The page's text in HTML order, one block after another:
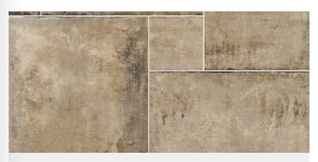
badkamer
hal
keuken
toilet
badkamer
keuken
(tot €25)